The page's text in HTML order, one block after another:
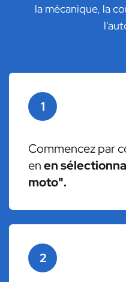
la mécanique, la
1
Commencez par
enen
moto".
2